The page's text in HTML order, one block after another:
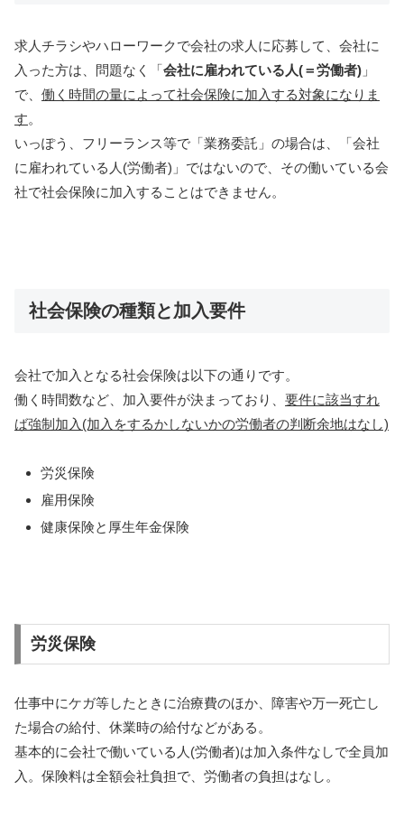
求人チラシやハローワークで会社の求人に応募して、会社に
入った方は、問題なく「会社に雇われている人(＝労働者) 」
で、 働く時間の量によって社会保険に加入する対象になりま
す。
いっぽう、フリーランス等で「業務委託」の場合は、「会社
に雇われている人(労働者)」ではないので、その働いている会
社で社会保険に加入することはできません。
社会保険の種類と加入要件
会社で加入となる社会保険は以下の通りです。
働く時間数など、加入要件が決まっており、 要件に該当すれ
ば強制加入(加入をするかしないかの労働者の判断余地はなし)
労災保険
雇用保険
健康保険と厚生年金保険
労災保険
仕事中にケガ等したときに治療費のほか、障害や万一死亡し
た場合の給付、休業時の給付などがある。
基本的に会社で働いている人(労働者)は加入条件なしで全員加
入。保険料は全額会社負担で、労働者の負担はなし。